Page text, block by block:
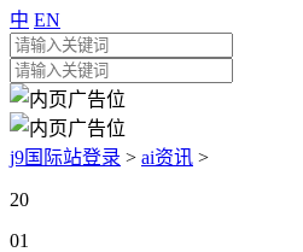
中 EN
j9国际站登录 > ai资讯 >
20
01